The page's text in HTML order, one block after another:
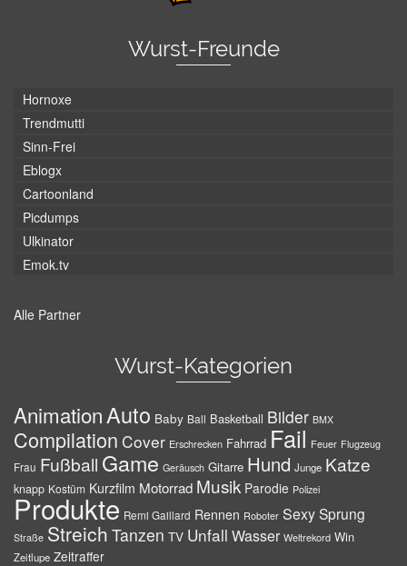
Wurst-Freunde
Hornoxe
Trendmutti
Sinn-Frei
Eblogx
Cartoonland
Picdumps
Ulkinator
Emok.tv
Alle Partner
Wurst-Kategorien
AnimationAuto Baby Ball Basketball Bilder BMX
Compilation Cover Erschrecken Fahrrad Fail Feuer Flugzeug
Frau Fußball Game Geräusch Gitarre Hund Junge Katze
knapp Kostüm Kurzfilm Motorrad Musik Parodie Polizei
Produkte Remi Gaillard Rennen Roboter SexySprung
Straße Streich Tanzen TV Unfall Wasser Weltrekord Win
Zeitlupe Zeitraffer